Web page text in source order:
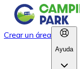
Crear un área
Ayuda